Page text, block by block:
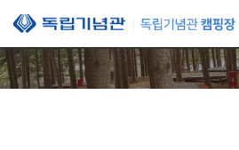
본문 바로가기